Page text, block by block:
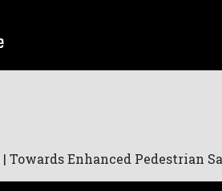
| Towards Enhanced Pedestrian